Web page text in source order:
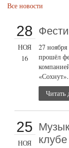
Все новости
28
НОЯ
16
27
прошёл
Читать
25
НОЯ
клубе